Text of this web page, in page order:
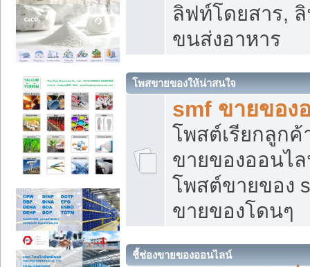
ลิฟท์โดยสาร,
ขนส่งอาหาร
โพสขายของให้น่าสนใจ
smf ขายของ
โพสต์เรียกลูกค้
ขายของออนไ
โพสต์ขายของ
ขายของโดนๆ
ชี้ช่องขายของออนไลน์